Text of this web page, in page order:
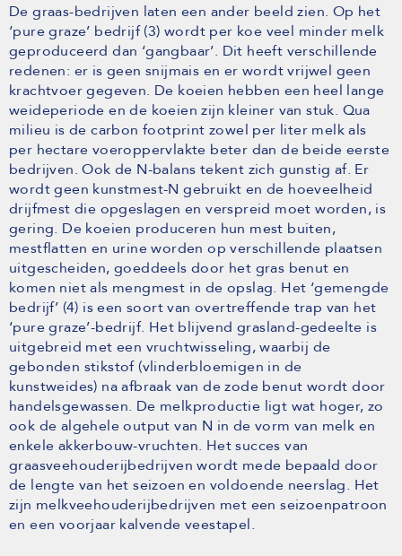
De graas-bedrijven laten een ander beeld zien. Op het
‘pure graze’ bedrijf (3) wordt per koe veel minder melk
geproduceerd dan ‘gangbaar’. Dit heeft verschillende
redenen: er is geen snijmais en er wordt vrijwel geen
krachtvoer gegeven. De koeien hebben een heel lange
weideperiode en de koeien zijn kleiner van stuk. Qua
milieu is de carbon footprint zowel per liter melk als
per hectare voeroppervlakte beter dan de beide eerste
bedrijven. Ook de N-balans tekent zich gunstig af. Er
wordt geen kunstmest-N gebruikt en de hoeveelheid
drijfmest die opgeslagen en verspreid moet worden, is
gering. De koeien produceren hun mest buiten,
mestflatten en urine worden op verschillende plaatsen
uitgescheiden, goeddeels door het gras benut en
komen niet als mengmest in de opslag. Het ‘gemengde
bedrijf’ (4) is een soort van overtreffende trap van het
‘pure graze’-bedrijf. Het blijvend grasland-gedeelte is
uitgebreid met een vruchtwisseling, waarbij de
gebonden stikstof (vlinderbloemigen in de
kunstweides) na afbraak van de zode benut wordt door
handelsgewassen. De melkproductie ligt wat hoger, zo
ook de algehele output van N in de vorm van melk en
enkele akkerbouw-vruchten. Het succes van
graasveehouderijbedrijven wordt mede bepaald door
de lengte van het seizoen en voldoende neerslag. Het
zijn melkveehouderijbedrijven met een seizoenpatroon
en een voorjaar kalvende veestapel.